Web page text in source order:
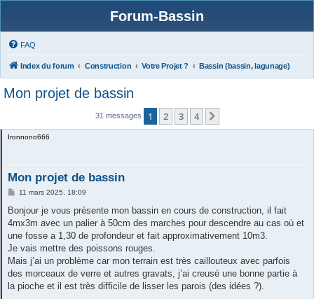
Forum-Bassin
FAQ
Index du forum Construction Votre Projet ? Bassin (bassin, lagunage)
Mon projet de bassin
31 messages 1 2 3 4
Ironnono666
Mon projet de bassin
M
s
a
g
11 mars 2025, 18:09
Bonjour je vous présente mon bassin en cours de construction, il fait
4mx3m avec un palier à 50cm des marches pour descendre au cas où et
une fosse a 1,30 de profondeur et fait approximativement 10m3.
Je vais mettre des poissons rouges.
Mais j’ai un problème car mon terrain est très caillouteux avec parfois
des morceaux de verre et autres gravats, j’ai creusé une bonne partie à
la pioche et il est très difficile de lisser les parois (des idées ?).